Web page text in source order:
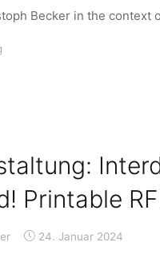
Becker in the context
Printable
24. Januar 2024